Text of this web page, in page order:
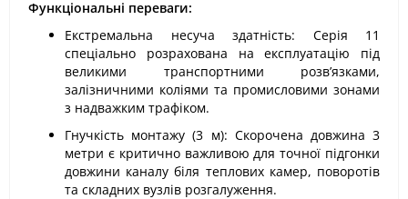
Функціональні переваги:
Екстремальна несуча здатність: Серія 11
спеціально розрахована на експлуатацію під
великими транспортними розв’язками,
залізничними коліями та промисловими зонами
з надважким трафіком.
Гнучкість монтажу (3 м): Скорочена довжина 3
метри є критично важливою для точної підгонки
довжини каналу біля теплових камер, поворотів
та складних вузлів розгалуження.